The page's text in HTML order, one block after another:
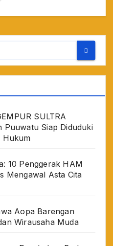
SULTRA
Puuwatu Siap Diduduki
Hukum
10 Penggerak HAM
Mengawal Asta Cita
Aopa Barengan
Wirausaha Muda